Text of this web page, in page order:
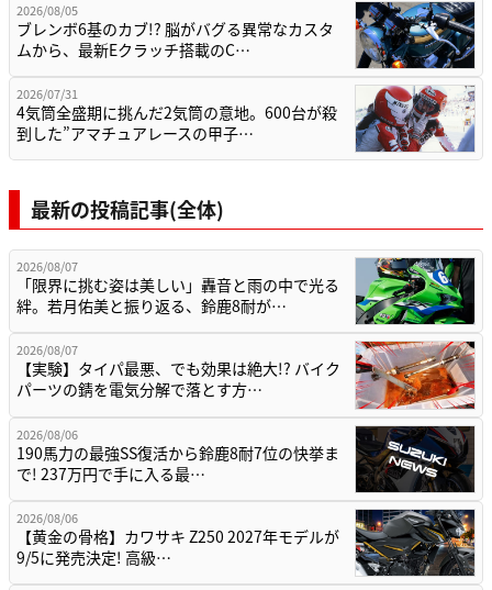
2026/08/05
ブレンボ6基のカブ!? 脳がバグる異常なカスタ
ムから、最新Eクラッチ搭載のC…
2026/07/31
4気筒全盛期に挑んだ2気筒の意地。600台が殺
到した”アマチュアレースの甲子…
最新の投稿記事(全体)
2026/08/07
「限界に挑む姿は美しい」轟音と雨の中で光る
絆。若月佑美と振り返る、鈴鹿8耐が…
2026/08/07
【実験】タイパ最悪、でも効果は絶大!? バイク
パーツの錆を電気分解で落とす方…
2026/08/06
190馬力の最強SS復活から鈴鹿8耐7位の快挙ま
で! 237万円で手に入る最…
2026/08/06
【黄金の骨格】カワサキ Z250 2027年モデルが
9/5に発売決定! 高級…